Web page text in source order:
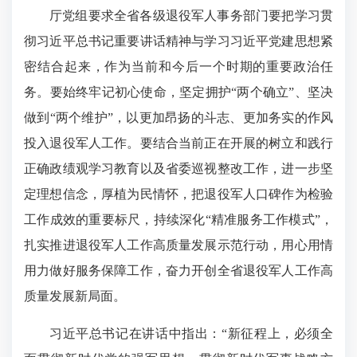
厅党组要求全省各级退役军人事务部门要把学习贯
彻习近平总书记重要讲话精神与学习习近平党建思想紧
密结合起来，作为当前和今后一个时期的重要政治任
务。要始终牢记初心使命，坚定拥护“两个确立”、坚决
做到“两个维护”，以更加昂扬的斗志、更加务实的作风
投入退役军人工作。要结合当前正在开展的树立和践行
正确政绩观学习教育以及省委巡视整改工作，进一步坚
定理想信念，厚植为民情怀，把退役军人口碑作为检验
工作成效的重要标尺，持续深化“精准服务工作模式”，
扎实推进退役军人工作高质量发展示范行动，用心用情
用力做好服务保障工作，奋力开创全省退役军人工作高
质量发展新局面。
习近平总书记在讲话中指出：“新征程上，必须全